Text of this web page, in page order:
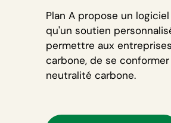
Plan A propose un
qu'un soutien
permettre aux
carbone, de se
neutralité carbone.